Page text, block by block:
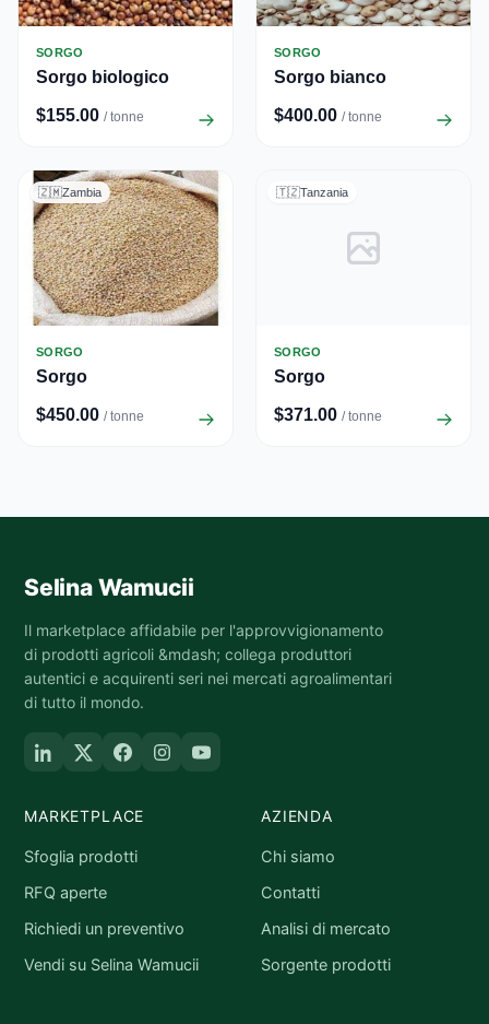
SORGO
Sorgo biologico
$155.00 / tonne
SORGO
Sorgo bianco
$400.00 / tonne
🇿🇲Zambia
SORGO
Sorgo
$450.00 / tonne
🇹🇿Tanzania
SORGO
Sorgo
$371.00 / tonne
Selina Wamucii
Il marketplace affidabile per l'approvvigionamento
di prodotti agricoli &mdash; collega produttori
autentici e acquirenti seri nei mercati agroalimentari
di tutto il mondo.
MARKETPLACE
Sfoglia prodotti
RFQ aperte
Richiedi un preventivo
Vendi su Selina Wamucii
AZIENDA
Chi siamo
Contatti
Analisi di mercato
Sorgente prodotti